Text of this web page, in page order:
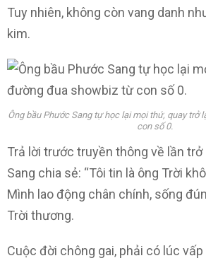
Tuy nhiên, không còn vang danh
kim.
Ông bầu Phước Sang tự học lại mọi thứ, quay trở
con số 0.
Trả lời trước truyền thông về lần trở
Sang chia sẻ: “Tôi tin là ông Trời
Mình lao động chân chính, sống
Trời thương.
Cuộc đời chông gai, phải có lúc